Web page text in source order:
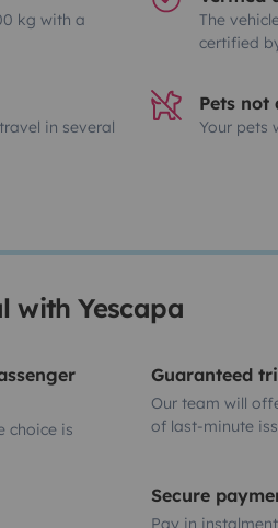
kg with a
The
certified
in several
Pets not
Your pets
with Yescapa
choice is
Guaranteed
Our team will
of last-minute
Secure
Pay in